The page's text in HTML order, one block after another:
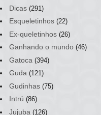
Dicas (291)
Esqueletinhos (22)
Ex-queletinhos (26)
Ganhando o mundo (46)
Gatoca (394)
Guda (121)
Gudinhas (75)
Intrú (86)
Jujuba (126)